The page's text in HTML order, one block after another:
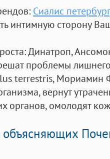
Сиалис петербург
интимную сторону
: Динатроп,
проблемы
terrestris, Мориамин
вернут
органов, омолодят